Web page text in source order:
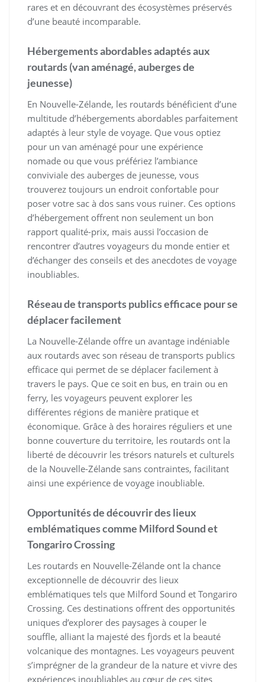
rares et en découvrant des écosystèmes préservés
d’une beauté incomparable.
Hébergements abordables adaptés aux
routards (van aménagé, auberges de
jeunesse)
En Nouvelle-Zélande, les routards bénéficient d’une
multitude d’hébergements abordables parfaitement
adaptés à leur style de voyage. Que vous optiez
pour un van aménagé pour une expérience
nomade ou que vous préfériez l’ambiance
conviviale des auberges de jeunesse, vous
trouverez toujours un endroit confortable pour
poser votre sac à dos sans vous ruiner. Ces options
d’hébergement offrent non seulement un bon
rapport qualité-prix, mais aussi l’occasion de
rencontrer d’autres voyageurs du monde entier et
d’échanger des conseils et des anecdotes de voyage
inoubliables.
Réseau de transports publics efficace pour se
déplacer facilement
La Nouvelle-Zélande offre un avantage indéniable
aux routards avec son réseau de transports publics
efficace qui permet de se déplacer facilement à
travers le pays. Que ce soit en bus, en train ou en
ferry, les voyageurs peuvent explorer les
différentes régions de manière pratique et
économique. Grâce à des horaires réguliers et une
bonne couverture du territoire, les routards ont la
liberté de découvrir les trésors naturels et culturels
de la Nouvelle-Zélande sans contraintes, facilitant
ainsi une expérience de voyage inoubliable.
Opportunités de découvrir des lieux
emblématiques comme Milford Sound et
Tongariro Crossing
Les routards en Nouvelle-Zélande ont la chance
exceptionnelle de découvrir des lieux
emblématiques tels que Milford Sound et Tongariro
Crossing. Ces destinations offrent des opportunités
uniques d’explorer des paysages à couper le
souffle, alliant la majesté des fjords et la beauté
volcanique des montagnes. Les voyageurs peuvent
s’imprégner de la grandeur de la nature et vivre des
expériences inoubliables au cœur de ces sites